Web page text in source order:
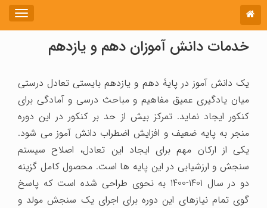
خدمات دانش آموزان دهم و یازدهم
یک دانش آموز در پایۀ دهم و یازدهم بایستی تعادل درستی
میان یادگیری عمیق مفاهیم و مباحث درسی و آمادگی برای
کنکور ایجاد نماید. تمرکز بیش از حد بر کنکور در این دوره
منجر به پایه ضعیف و افزایش اضطراب دانش آموز می شود.
یکی از ارکان مهم برای ایجاد این تعادل، اصلاح سیستم
سنجش و ارزشیابی در این پایه ها است. محصول کامل گزینه
دو در سال 1401-1400 به نحوی طراحی شده است که پاسخ
گوی تمام نیازهای این دوره برای اجرای یک سنجش مولد و